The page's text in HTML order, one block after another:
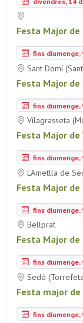
Festa Major
fins diumenge,
Sant Domí
Festa Major
fins diumenge,
Vilagrasseta
Festa Major
fins diumenge,
L'Ametlla de
Festa Major
fins diumenge,
Bellprat
Festa Major
fins diumenge,
Sedó
Festa major de
fins diumenge,